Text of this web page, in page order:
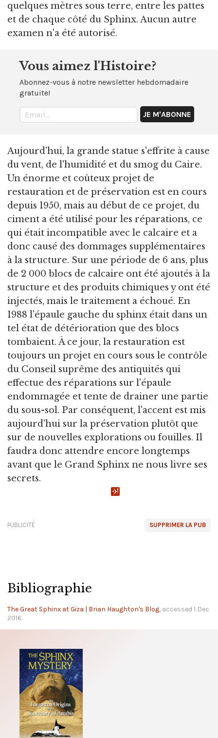
quelques mètres sous terre, entre les pattes
et de chaque côté du Sphinx. Aucun autre
examen n'a été autorisé.
Vous aimez l'Histoire?
Abonnez-vous à notre newsletter hebdomadaire
gratuite!
Aujourd'hui, la grande statue s'effrite à cause
du vent, de l'humidité et du smog du Caire.
Un énorme et coûteux projet de
restauration et de préservation est en cours
depuis 1950, mais au début de ce projet, du
ciment a été utilisé pour les réparations, ce
qui était incompatible avec le calcaire et a
donc causé des dommages supplémentaires
à la structure. Sur une période de 6 ans, plus
de 2 000 blocs de calcaire ont été ajoutés à la
structure et des produits chimiques y ont été
injectés, mais le traitement a échoué. En
1988 l'épaule gauche du sphinx était dans un
tel état de détérioration que des blocs
tombaient. À ce jour, la restauration est
toujours un projet en cours sous le contrôle
du Conseil suprême des antiquités qui
effectue des réparations sur l'épaule
endommagée et tente de drainer une partie
du sous-sol. Par conséquent, l'accent est mis
aujourd'hui sur la préservation plutôt que
sur de nouvelles explorations ou fouilles. Il
faudra donc attendre encore longtemps
avant que le Grand Sphinx ne nous livre ses
secrets.
SUPPRIMER LA PUB
PUBLICITÉ
Bibliographie
The Great Sphinx at Giza | Brian Haughton's Blog, accessed 1 Dec
2016.